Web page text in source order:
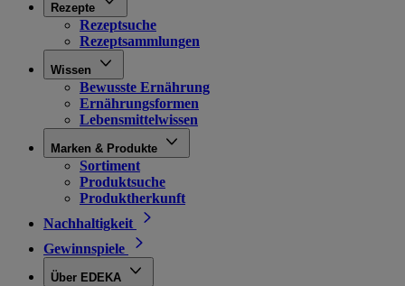
Rezepte
Rezeptsuche
Rezeptsammlungen
Wissen
Bewusste Ernährung
Ernährungsformen
Lebensmittelwissen
Marken & Produkte
Sortiment
Produktsuche
Produktherkunft
Nachhaltigkeit
Gewinnspiele
Über EDEKA